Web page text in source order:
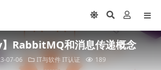
RabbitMQ和消息传递概念
07-06 IT与软件IT认证 189